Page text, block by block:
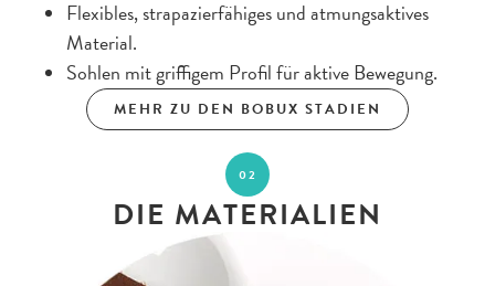
Flexibles, strapazierfähiges und atmungsaktives
Material.
Sohlen mit griffigem Profil für aktive Bewegung.
MEHR ZU DEN BOBUX STADIEN
02
DIE MATERIALIEN